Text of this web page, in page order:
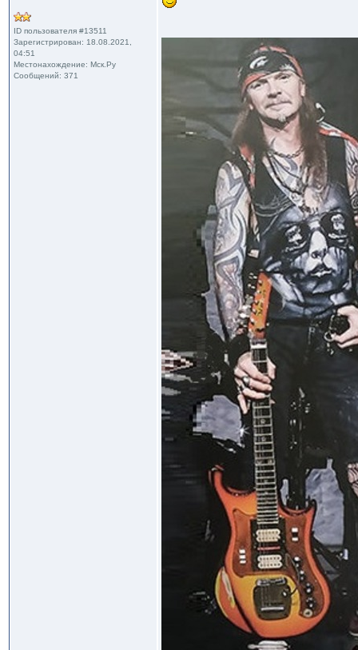
ID пользователя #13511
Зарегистрирован: 18.08.2021,
04:51
Местонахождение: Мск.Ру
Сообщений: 371